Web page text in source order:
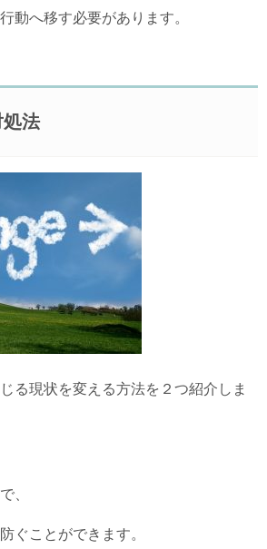
動へ移す必要があります。
法
る現状を変える方法を２つ紹介しま
、
ぐことができます。